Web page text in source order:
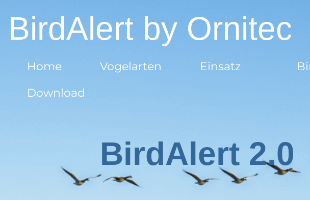
BirdAlert by
Home Vogelarten Einsatz
Download
BirdAlert 2.0